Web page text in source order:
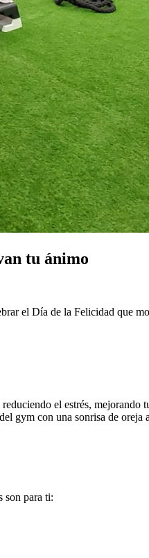
tu ánimo
el Día de la Felicidad que
el estrés, mejorando
gym con una sonrisa de oreja
son para ti: